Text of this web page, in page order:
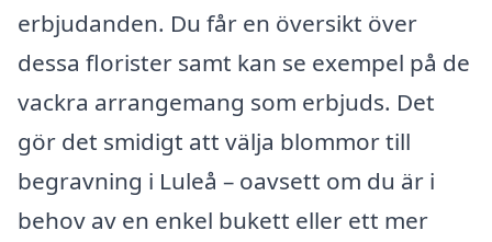
erbjudanden. Du får en översikt över
dessa florister samt kan se exempel på de
vackra arrangemang som erbjuds. Det
gör det smidigt att välja blommor till
begravning i Luleå – oavsett om du är i
behov av en enkel bukett eller ett mer